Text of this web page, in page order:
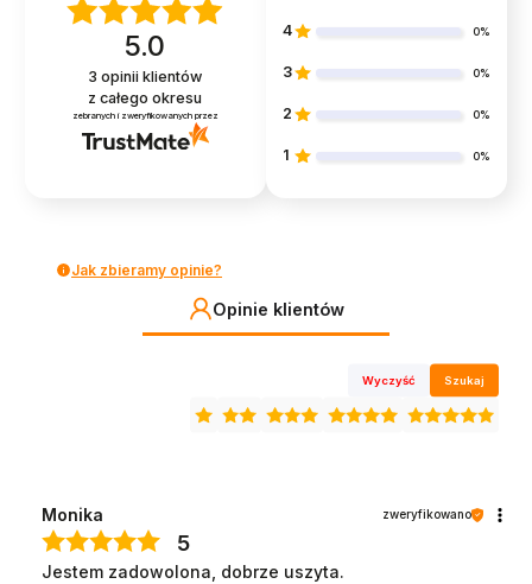
5.0
3 opinii klientów
z całego okresu
zebranych i zweryfikowanych przez
4 0%
3 0%
2 0%
1 0%
Jak zbieramy opinie?
Opinie klientów
Wyczyść Szukaj
Monika zweryfikowano
5
Jestem zadowolona, dobrze uszyta.